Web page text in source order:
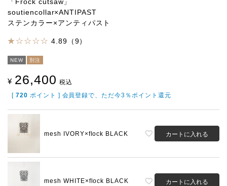
「Frock cutsaw」
soutiencollar×ANTIPAST
ステンカラー×アンティパスト
4.89（9）
NEW 別注
¥ 26,400 税込
[ 720 ポイント ] 会員登録で、ただ今3％ポイント還元
mesh IVORY×flock BLACK カートに入れる
mesh WHITE×flock BLACK カートに入れる